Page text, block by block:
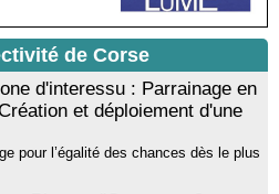
de Corse
d'interessu : Parrainage en
et déploiement d'une
pour l’égalité des chances dès le plus